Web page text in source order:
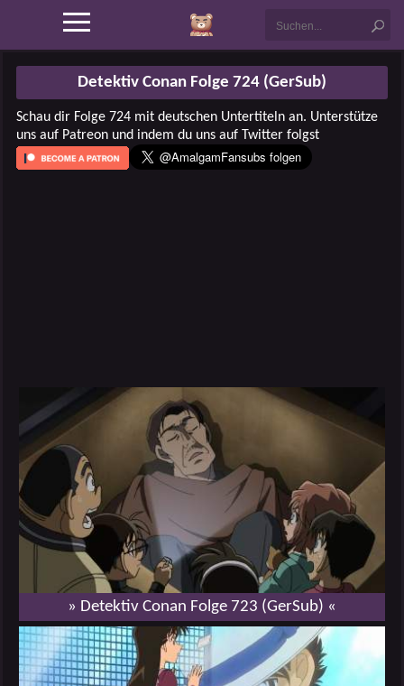
Detektiv Conan Folge 724 (GerSub)
Schau dir Folge 724 mit deutschen Untertiteln an. Unterstütze
uns auf Patreon und indem du uns auf Twitter folgst
» Detektiv Conan Folge 723 (GerSub) «